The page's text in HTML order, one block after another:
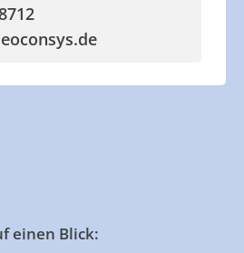
einen Blick: